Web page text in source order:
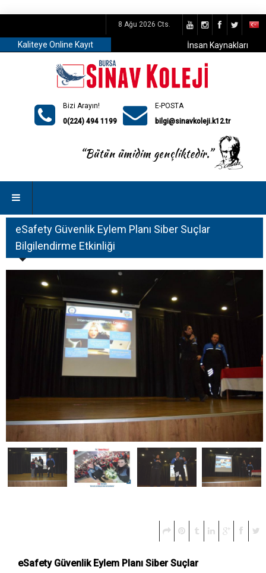
8 Ağu 2026 Cts.
Kaliteye Online Kayıt İnsan Kaynakları
Bizi Arayın!
0(224) 494 1199
E-POSTA
bilgi@sinavkoleji.k12.tr
eSafety Güvenlik Eylem Planı Siber Suçlar
Bilgilendirme Etkinliği
eSafety Güvenlik Eylem Planı Siber Suçlar